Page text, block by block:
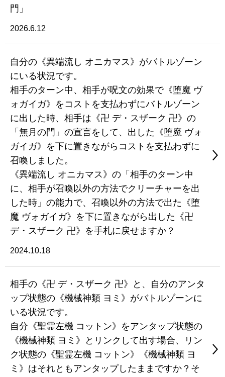
門」
2026.6.12
自分の《異端流し オニカマス》がバトルゾーン
にいる状況です。
相手のターン中、相手が呪文の効果で《堕魔 ヴ
ォガイガ》をコストを支払わずにバトルゾーン
に出した時、相手は《卍 デ・スザーク 卍》の
「無月の門」の宣言をして、出した《堕魔 ヴォ
ガイガ》を下に置きながらコストを支払わずに
召喚しました。
《異端流し オニカマス》の「相手のターン中
に、相手が召喚以外の方法でクリーチャーを出
した時」の能力で、召喚以外の方法で出た《堕
魔 ヴォガイガ》を下に置きながら出した《卍
デ・スザーク 卍》を手札に戻せますか？
2024.10.18
相手の《卍 デ・スザーク 卍》と、自分のアンタ
ップ状態の《機械神類 ヨミ》がバトルゾーンに
いる状況です。
自分《聖霊左機 コットン》をアンタップ状態の
《機械神類 ヨミ》とリンクして出す場合、リン
ク状態の《聖霊左機 コットン》《機械神類 ヨ
ミ》はそれともアンタップしたままですか？そ